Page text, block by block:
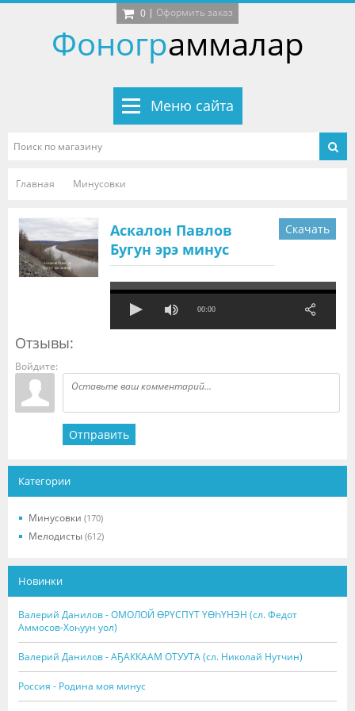
0 | Оформить заказ
Фонограммалар
Меню сайта
Главная Минусовки
Аскалон Павлов
Бугун эрэ минус
Скачать
00:00
Отзывы:
Войдите:
Отправить
Категории
Минусовки (170)
Мелодисты (612)
Новинки
Валерий Данилов - ОМОЛОЙ ӨРҮСПҮТ ҮӨҺҮНЭН (сл. Федот
Аммосов-Хоһуун уол)
Валерий Данилов - АҔАККААМ ОТУУТА (сл. Николай Нутчин)
Россия - Родина моя минус